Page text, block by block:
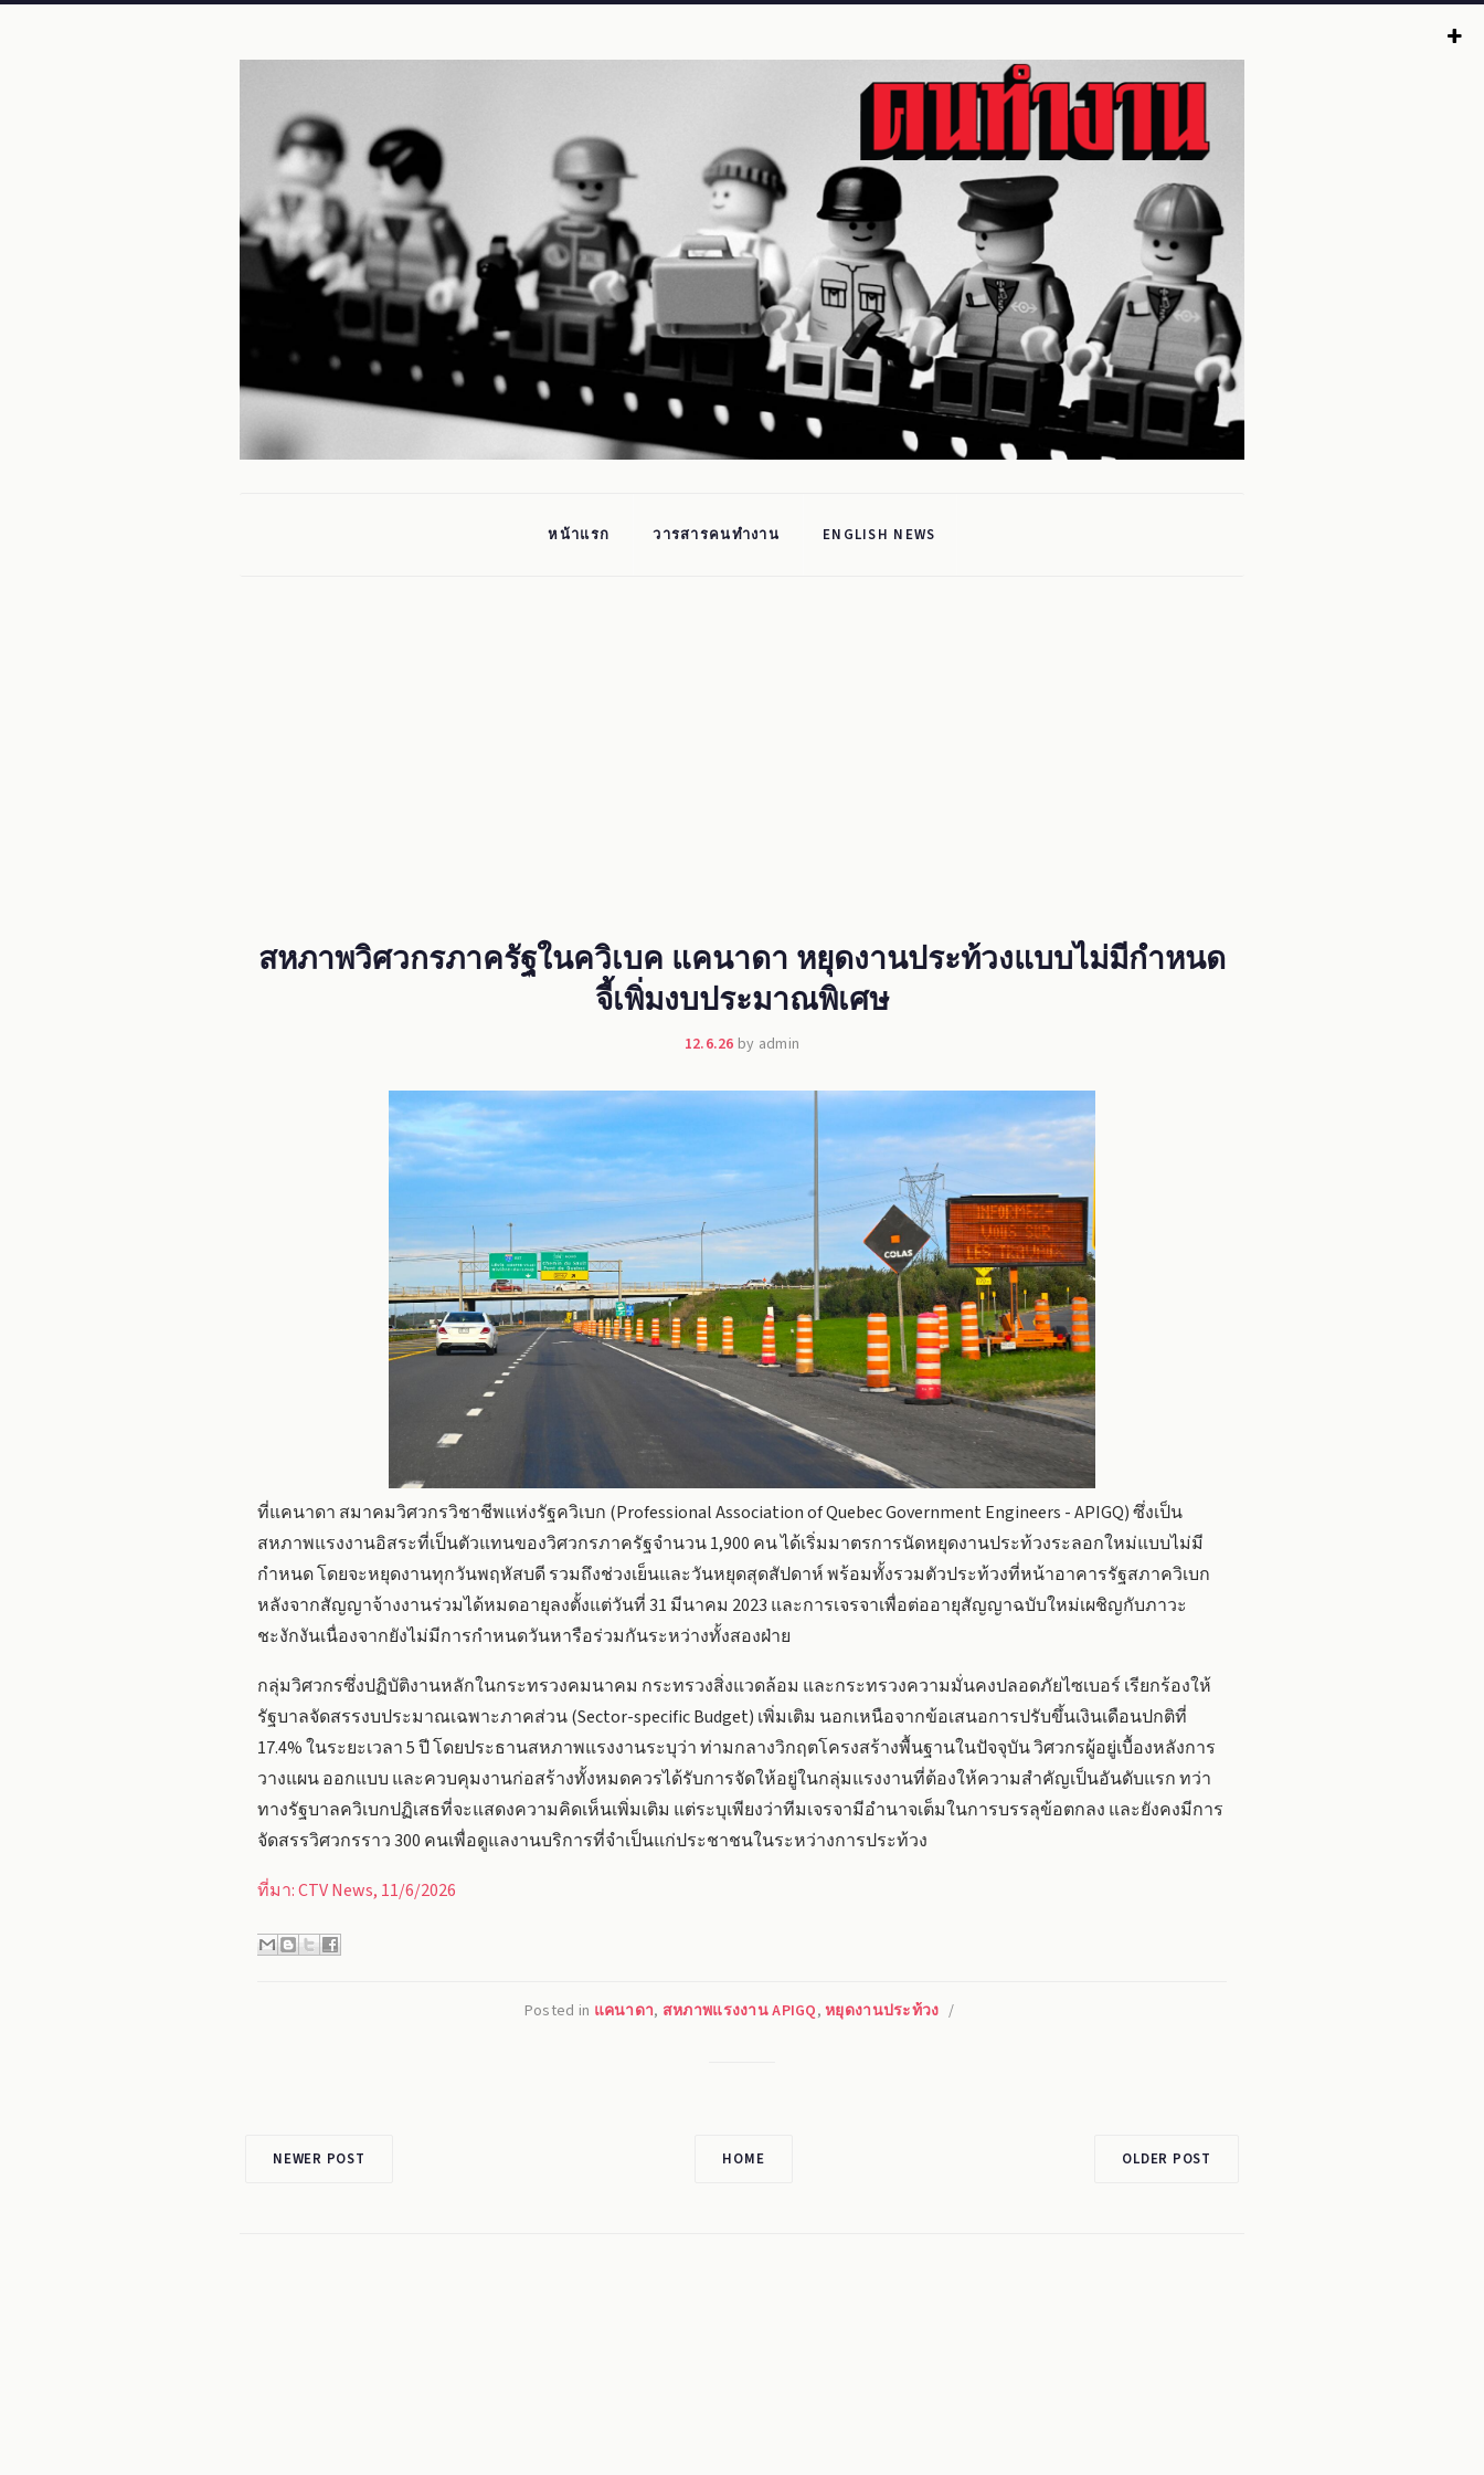
หน้าแรก วารสารคนทำงาน ENGLISH NEWS
สหภาพวิศวกรภาครัฐในควิเบค แคนาดา หยุดงานประท้วงแบบไม่มีกำหนด
จี้เพิ่มงบประมาณพิเศษ
12.6.26 by admin
ที่แคนาดา สมาคมวิศวกรวิชาชีพแห่งรัฐควิเบก (Professional Association of Quebec Government Engineers - APIGQ) ซึ่งเป็น
สหภาพแรงงานอิสระที่เป็นตัวแทนของวิศวกรภาครัฐจำนวน 1,900 คน ได้เริ่มมาตรการนัดหยุดงานประท้วงระลอกใหม่แบบไม่มี
กำหนด โดยจะหยุดงานทุกวันพฤหัสบดี รวมถึงช่วงเย็นและวันหยุดสุดสัปดาห์ พร้อมทั้งรวมตัวประท้วงที่หน้าอาคารรัฐสภาควิเบก
หลังจากสัญญาจ้างงานร่วมได้หมดอายุลงตั้งแต่วันที่ 31 มีนาคม 2023 และการเจรจาเพื่อต่ออายุสัญญาฉบับใหม่เผชิญกับภาวะ
ชะงักงันเนื่องจากยังไม่มีการกำหนดวันหารือร่วมกันระหว่างทั้งสองฝ่าย
กลุ่มวิศวกรซึ่งปฏิบัติงานหลักในกระทรวงคมนาคม กระทรวงสิ่งแวดล้อม และกระทรวงความมั่นคงปลอดภัยไซเบอร์ เรียกร้องให้
รัฐบาลจัดสรรงบประมาณเฉพาะภาคส่วน (Sector-specific Budget) เพิ่มเติม นอกเหนือจากข้อเสนอการปรับขึ้นเงินเดือนปกติที่
17.4% ในระยะเวลา 5 ปี โดยประธานสหภาพแรงงานระบุว่า ท่ามกลางวิกฤตโครงสร้างพื้นฐานในปัจจุบัน วิศวกรผู้อยู่เบื้องหลังการ
วางแผน ออกแบบ และควบคุมงานก่อสร้างทั้งหมดควรได้รับการจัดให้อยู่ในกลุ่มแรงงานที่ต้องให้ความสำคัญเป็นอันดับแรก ทว่า
ทางรัฐบาลควิเบกปฏิเสธที่จะแสดงความคิดเห็นเพิ่มเติม แต่ระบุเพียงว่าทีมเจรจามีอำนาจเต็มในการบรรลุข้อตกลง และยังคงมีการ
จัดสรรวิศวกรราว 300 คนเพื่อดูแลงานบริการที่จำเป็นแก่ประชาชนในระหว่างการประท้วง
ที่มา: CTV News, 11/6/2026
Posted in แคนาดา, สหภาพแรงงาน APIGQ,หยุดงานประท้วง /
NEWER POST OLDER POST
HOME